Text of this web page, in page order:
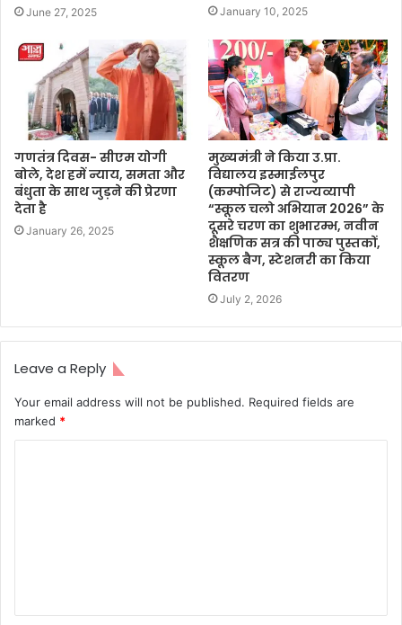
June 27, 2025 January 10, 2025
गणतंत्र दिवस- सीएम योगी
बोले, देश हमें न्याय, समता और
बंधुता के साथ जुड़ने की प्रेरणा
देता है
January 26, 2025
मुख्यमंत्री ने किया उ.प्रा.
विद्यालय इस्माईलपुर
(कम्पोजिट) से राज्यव्यापी
“स्कूल चलो अभियान 2026” के
दूसरे चरण का शुभारम्भ, नवीन
शैक्षणिक सत्र की पाठ्य पुस्तकों,
स्कूल बैग, स्टेशनरी का किया
वितरण
July 2, 2026
Leave a Reply
Your email address will not be published. Required fields are
marked *
t